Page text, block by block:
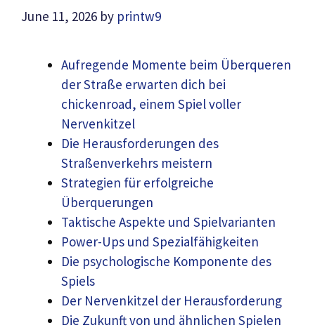
June 11, 2026 by printw9
Aufregende Momente beim Überqueren
der Straße erwarten dich bei
chickenroad, einem Spiel voller
Nervenkitzel
Die Herausforderungen des
Straßenverkehrs meistern
Strategien für erfolgreiche
Überquerungen
Taktische Aspekte und Spielvarianten
Power-Ups und Spezialfähigkeiten
Die psychologische Komponente des
Spiels
Der Nervenkitzel der Herausforderung
Die Zukunft von und ähnlichen Spielen